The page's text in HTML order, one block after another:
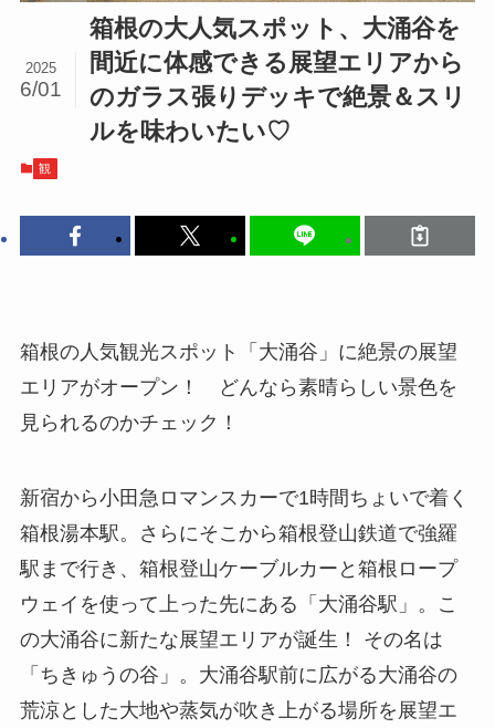
箱根の大人気スポット、大涌谷を
間近に体感できる展望エリアから
のガラス張りデッキで絶景＆スリ
ルを味わいたい♡
2025
6/01
観
箱根の人気観光スポット「大涌谷」に絶景の展望
エリアがオープン！ どんなら素晴らしい景色を
見られるのかチェック！
新宿から小田急ロマンスカーで1時間ちょいで着く
箱根湯本駅。さらにそこから箱根登山鉄道で強羅
駅まで行き、箱根登山ケーブルカーと箱根ロープ
ウェイを使って上った先にある「大涌谷駅」。こ
の大涌谷に新たな展望エリアが誕生！ その名は
「ちきゅうの谷」。大涌谷駅前に広がる大涌谷の
荒涼とした大地や蒸気が吹き上がる場所を展望エ